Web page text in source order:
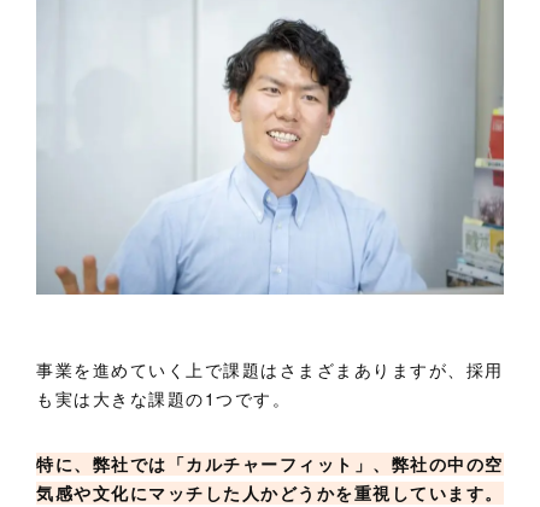
事業を進めていく上で課題はさまざまありますが、採用
も実は大きな課題の1つです。
特に、弊社では「カルチャーフィット」、弊社の中の空
気感や文化にマッチした人かどうかを重視しています。